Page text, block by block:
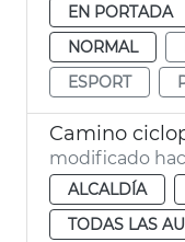
EN PORTADA
NORMAL
ESPORT
modificado
ALCALDÍA
TODAS LAS